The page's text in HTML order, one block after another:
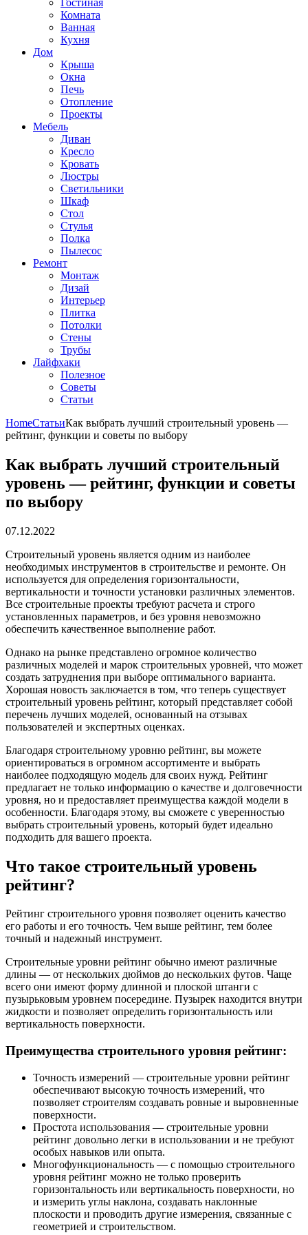
Комната
Ванная
Кухня
Дом
Крыша
Окна
Печь
Отопление
Проекты
Мебель
Диван
Кресло
Кровать
Люстры
Светильники
Шкаф
Стол
Стулья
Полка
Пылесос
Ремонт
Монтаж
Дизай
Интерьер
Плитка
Потолки
Стены
Трубы
Лайфхаки
Полезное
Советы
Статьи
HomeСтатьиКак выбрать лучший строительный уровень —
рейтинг, функции и советы по выбору
Как выбрать лучший строительный
уровень — рейтинг, функции и советы
по выбору
07.12.2022
Строительный уровень является одним из наиболее
необходимых инструментов в строительстве и ремонте. Он
используется для определения горизонтальности,
вертикальности и точности установки различных элементов.
Все строительные проекты требуют расчета и строго
установленных параметров, и без уровня невозможно
обеспечить качественное выполнение работ.
Однако на рынке представлено огромное количество
различных моделей и марок строительных уровней, что может
создать затруднения при выборе оптимального варианта.
Хорошая новость заключается в том, что теперь существует
строительный уровень рейтинг, который представляет собой
перечень лучших моделей, основанный на отзывах
пользователей и экспертных оценках.
Благодаря строительному уровню рейтинг, вы можете
ориентироваться в огромном ассортименте и выбрать
наиболее подходящую модель для своих нужд. Рейтинг
предлагает не только информацию о качестве и долговечности
уровня, но и предоставляет преимущества каждой модели в
особенности. Благодаря этому, вы сможете с уверенностью
выбрать строительный уровень, который будет идеально
подходить для вашего проекта.
Что такое строительный уровень
рейтинг?
Рейтинг строительного уровня позволяет оценить качество
его работы и его точность. Чем выше рейтинг, тем более
точный и надежный инструмент.
Строительные уровни рейтинг обычно имеют различные
длины — от нескольких дюймов до нескольких футов. Чаще
всего они имеют форму длинной и плоской штанги с
пузырьковым уровнем посередине. Пузырек находится внутри
жидкости и позволяет определить горизонтальность или
вертикальность поверхности.
Преимущества строительного уровня рейтинг:
Точность измерений — строительные уровни рейтинг
обеспечивают высокую точность измерений, что
позволяет строителям создавать ровные и выровненные
поверхности.
Простота использования — строительные уровни
рейтинг довольно легки в использовании и не требуют
особых навыков или опыта.
Многофункциональность — с помощью строительного
уровня рейтинг можно не только проверить
горизонтальность или вертикальность поверхности, но
и измерить углы наклона, создавать наклонные
плоскости и проводить другие измерения, связанные с
геометрией и строительством.